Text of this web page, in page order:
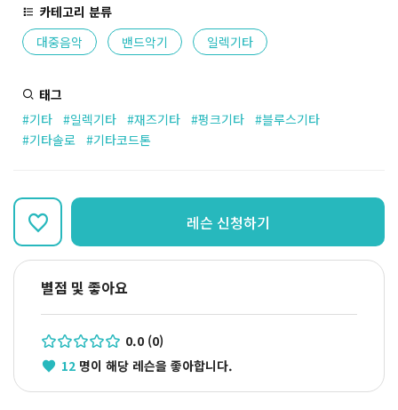
카테고리 분류
대중음악
밴드악기 일렉기타
태그
#기타 #일렉기타 #재즈기타 #펑크기타 #블루스기타
#기타솔로 #기타코드톤
레슨 신청하기
별점 및 좋아요
0.0 (0)
12 명이 해당 레슨을 좋아합니다.